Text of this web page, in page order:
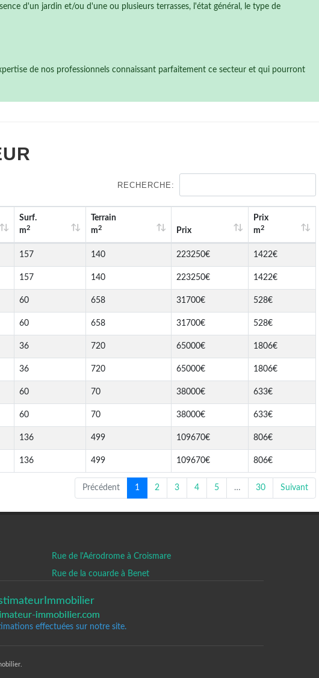
d'un jardin et/ou d'une ou plusieurs terrasses, l'état général, le type de
de nos professionnels connaissant parfaitement ce secteur et qui pourront
RECHERCHE:
Surf.
m2
Terrain
m2 Prix
Prix
m2
157 140 223250€ 1422€
157 140 223250€ 1422€
60 658 31700€ 528€
60 658 31700€ 528€
36 720 65000€ 1806€
36 720 65000€ 1806€
60 70 38000€ 633€
60 70 38000€ 633€
136 499 109670€ 806€
136 499 109670€ 806€
Précédent 1 2 3 4 5 … 30 Suivant
Rue de l'Aérodrome à Croismare
Rue de la couarde à Benet
effectuées sur notre site.